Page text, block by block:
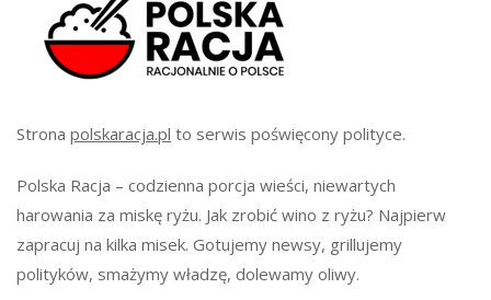
Strona polskaracja.pl to serwis poświęcony polityce.
Polska Racja – codzienna porcja wieści, niewartych
harowania za miskę ryżu. Jak zrobić wino z ryżu? Najpierw
zapracuj na kilka misek. Gotujemy newsy, grillujemy
polityków, smażymy władzę, dolewamy oliwy.